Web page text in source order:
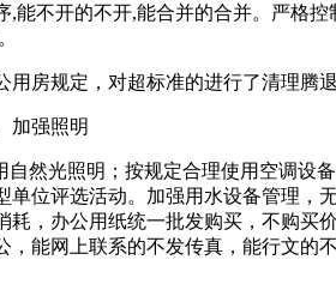
,能不开的不开,能合并的合并。严格
房规定，对超标准的进行了清理腾
加强照明
然光照明；按规定合理使用空调设
位评选活动。加强用水设备管理，
，办公用纸统一批发购买，不购
能网上联系的不发传真，能行文的